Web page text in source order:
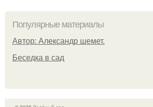
Популярные материалы
Автор: Александр шемет.
Беседка в сад